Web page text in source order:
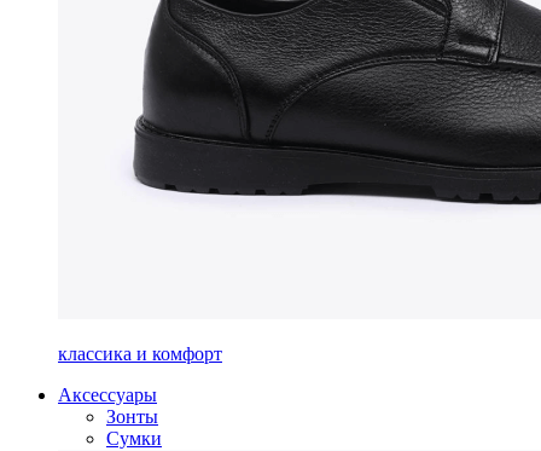
классика и комфорт
Аксессуары
Зонты
Сумки